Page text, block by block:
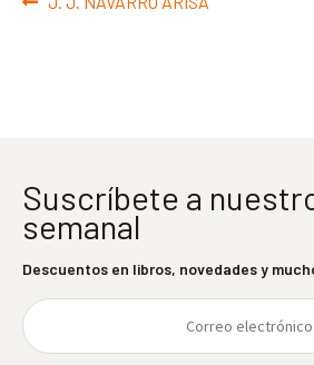
Suscríbete a
semanal
Descuentos en libros, novedades y